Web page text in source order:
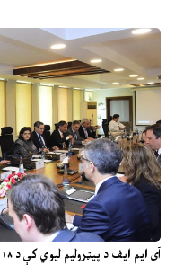
آی ایم ایف د پیټرولیم لیوي کې د ۱۸ سلنې زیاتوالي او نوو مالیو سپارښتنه کړې